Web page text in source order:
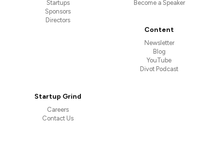
Startups
Sponsors
Directors
Become a Speaker
Content
Newsletter
Blog
YouTube
Divot Podcast
Startup Grind
Careers
Contact Us